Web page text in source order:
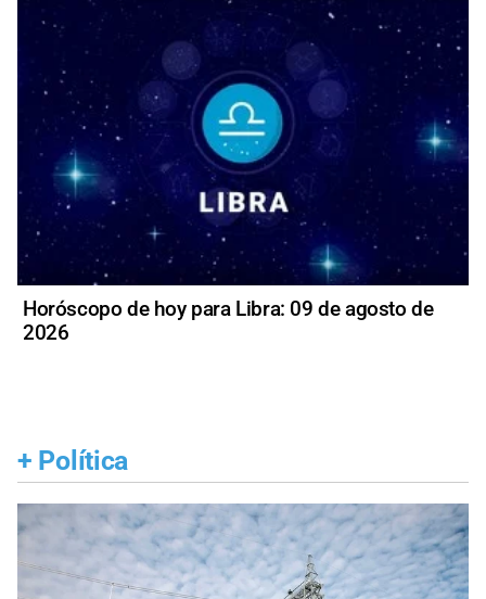
Horóscopo de hoy para Libra: 09 de agosto de
2026
+ Política